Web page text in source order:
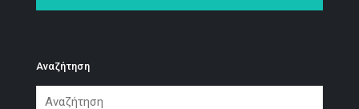
Αναζήτηση